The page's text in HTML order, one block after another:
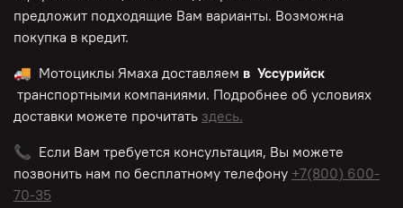
предложит подходящие Вам варианты. Возможна
покупка в кредит.
🚚 Мотоциклы Ямаха доставляем в Уссурийск
транспортными компаниями. Подробнее об условиях
доставки можете прочитать здесь.
📞 Если Вам требуется консультация, Вы можете
позвонить нам по бесплатному телефону +7(800) 600-
70-35